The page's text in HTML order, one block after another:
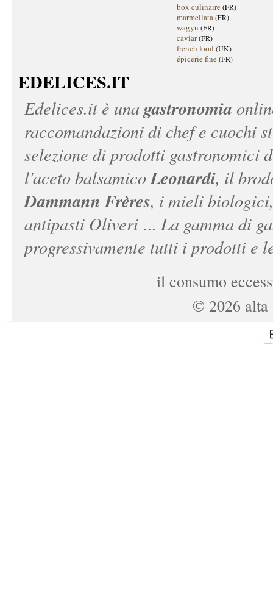
box culinaire(FR)
marmellata(FR)
wagyu (FR)
caviar(FR)
french food (UK)
épicerie fine(FR)
EDELICES.IT
Edelices.itè una gastronomia
raccomandazioni di chef e cuochi
selezione di prodotti gastronomici
l'aceto balsamicoLeonardi, il
Dammann Frères, i mieli
antipasti Oliveri ... La gamma di
progressivamente tutti i prodotti e
il consumo
© 2026